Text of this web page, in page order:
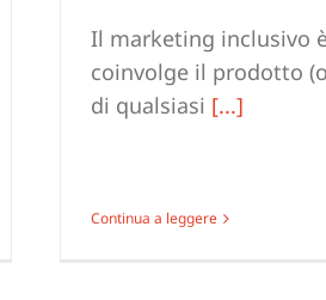
Il marketing inclusivo
coinvolge il prodotto
di qualsiasi [...]
Continua a leggere